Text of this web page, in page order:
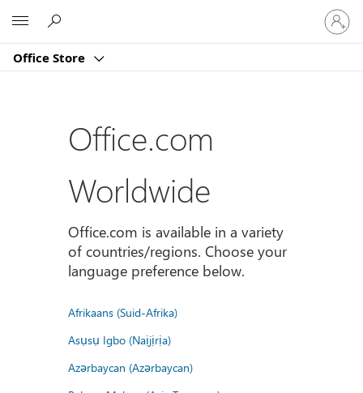
Office Store
Sign
in
to
account
Office.com
Worldwide
Office.com is available in a variety
of countries/regions. Choose your
language preference below.
Afrikaans (Suid-Afrika)
Asụsụ Igbo (Naịjịrịa)
Azərbaycan (Azərbaycan)